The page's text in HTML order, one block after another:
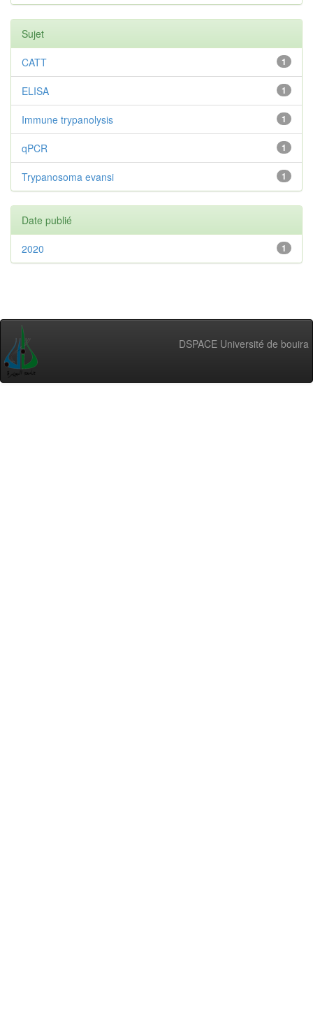
Sujet
1
CATT
1
ELISA
1
Immune trypanolysis
1
qPCR
1
Trypanosoma evansi
Date publié
1
2020
DSPACE Université de bouira